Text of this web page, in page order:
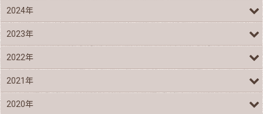
2024年
2023年
2022年
2021年
2020年